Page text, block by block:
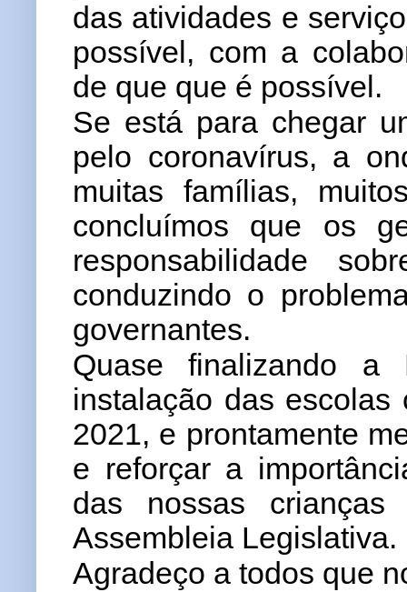
das atividades e
possível, com a
de que que é possível.
Se está para chegar
pelo coronavírus, a
muitas famílias,
concluímos que os
responsabilidade
conduzindo o
governantes.
Quase finalizando
instalação das
2021, e prontamente
e reforçar a
das nossas
Assembleia Legislativa.
Agradeço a todos que